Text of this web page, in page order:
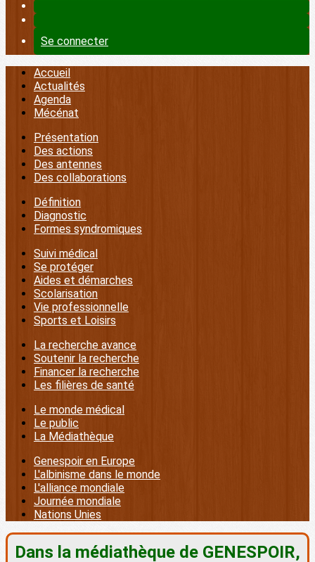
Se connecter
Accueil
Actualités
Agenda
Mécénat
Présentation
Des actions
Des antennes
Des collaborations
Définition
Diagnostic
Formes syndromiques
Suivi médical
Se protéger
Aides et démarches
Scolarisation
Vie professionnelle
Sports et Loisirs
La recherche avance
Soutenir la recherche
Financer la recherche
Les filières de santé
Le monde médical
Le public
La Médiathèque
Genespoir en Europe
L'albinisme dans le monde
L'alliance mondiale
Journée mondiale
Nations Unies
Dans la médiathèque de GENESPOIR,